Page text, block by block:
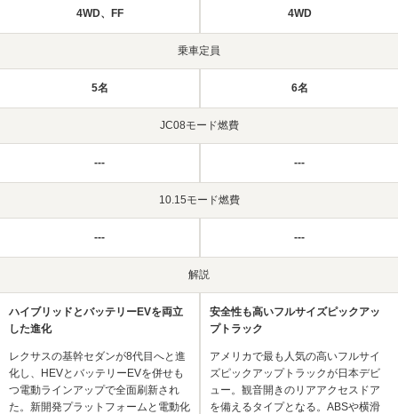
4WD、FF 4WD
乗車定員
5名 6名
JC08モード燃費
--- ---
10.15モード燃費
--- ---
解説
ハイブリッドとバッテリーEVを両立
した進化
レクサスの基幹セダンが8代目へと進
化し、HEVとバッテリーEVを併せも
つ電動ラインアップで全面刷新され
た。新開発プラットフォームと電動化
安全性も高いフルサイズピックアッ
プトラック
アメリカで最も人気の高いフルサイ
ズピックアップトラックが日本デビ
ュー。観音開きのリアアクセスドア
を備えるタイプとなる。ABSや横滑